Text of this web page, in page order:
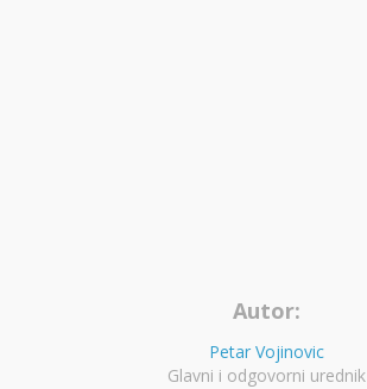
Autor:
Petar Vojinovic
Glavni i odgovorni urednik